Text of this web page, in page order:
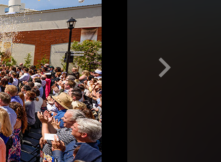
Integritet og ærlighed
Ægteskab
Følelsernes Toneskala
Løsninger til stoffer
Børn
Redskaber til arbejdspladsen
Etik og tilstandene
Årsagen til undertrykkelse